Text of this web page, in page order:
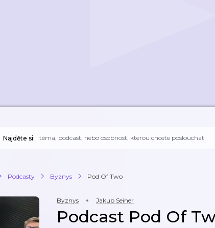
Najděte si:
Podcasty Byznys Pod Of Two
Byznys Jakub Seiner
Podcast Pod Of